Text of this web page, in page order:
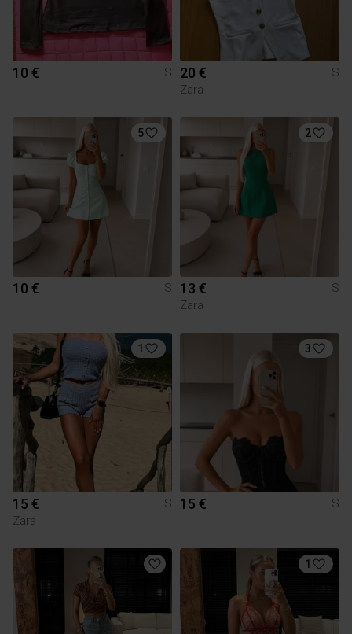
10 € S 20 €
S
Zara
5
10 € S
2
13 €
S
Zara
1
15 €
S
Zara
3
15 € S
1